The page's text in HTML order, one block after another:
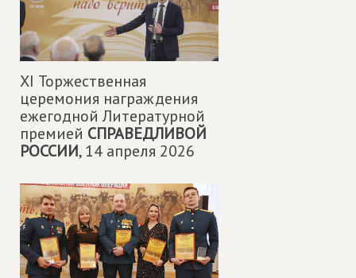
XI Торжественная
церемония награждения
ежегодной Литературной
премией СПРАВЕДЛИВОЙ
РОССИИ,14 апреля 2026